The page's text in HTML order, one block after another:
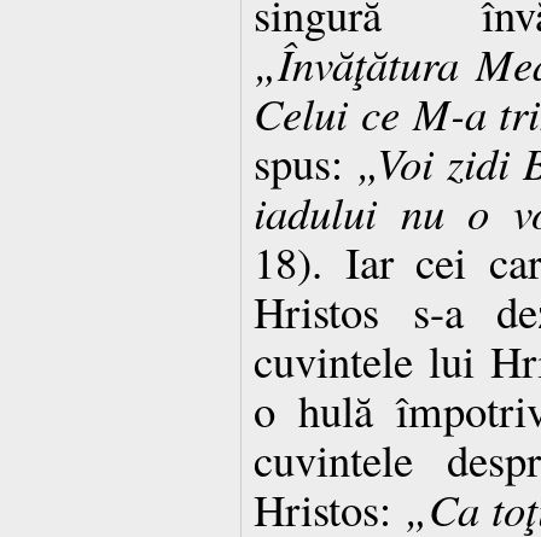
singură
„Învăţătura
Celui ce M-a
spus: „Voi zidi
iadului nu o
18). Iar cei
Hristos s-a
cuvintele lui
o hulă
cuvintele
Hristos: „Ca